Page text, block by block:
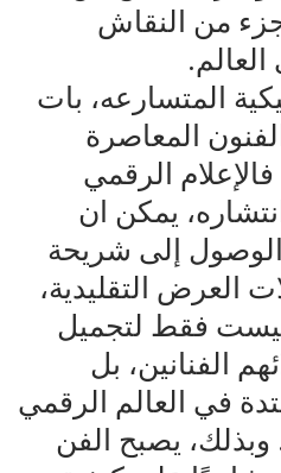
جزء من النقاش
المتسارعه، بات
المعاصرة
الرقمي
يمكن ان
الوصول إلى شريحة
العرض التقليدية،
فقط لتجميل
الفنانين، بل
في العالم الرقمي
يصبح الفن